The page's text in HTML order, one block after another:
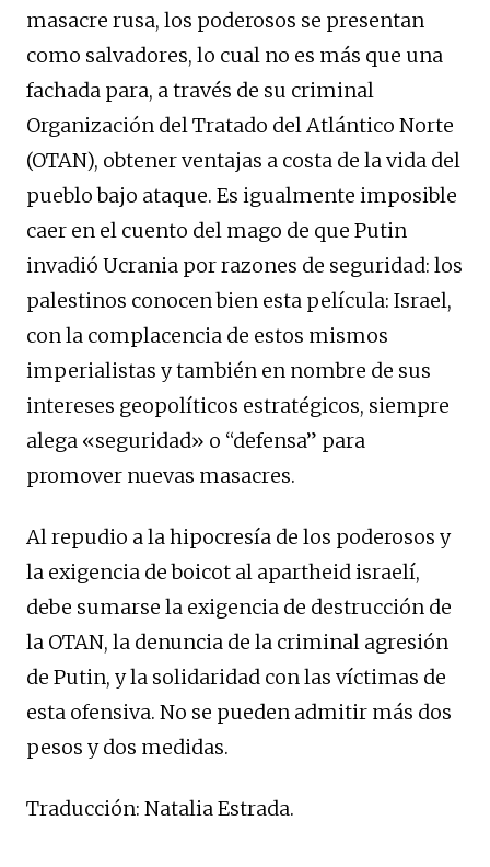
masacre rusa, los poderosos se presentan
como salvadores, lo cual no es más que una
fachada para, a través de su criminal
Organización del Tratado del Atlántico Norte
(OTAN), obtener ventajas a costa de la vida del
pueblo bajo ataque. Es igualmente imposible
caer en el cuento del mago de que Putin
invadió Ucrania por razones de seguridad: los
palestinos conocen bien esta película: Israel,
con la complacencia de estos mismos
imperialistas y también en nombre de sus
intereses geopolíticos estratégicos, siempre
alega «seguridad» o “defensa” para
promover nuevas masacres.
Al repudio a la hipocresía de los poderosos y
la exigencia de boicot al apartheid israelí,
debe sumarse la exigencia de destrucción de
la OTAN, la denuncia de la criminal agresión
de Putin, y la solidaridad con las víctimas de
esta ofensiva. No se pueden admitir más dos
pesos y dos medidas.
Traducción: Natalia Estrada.